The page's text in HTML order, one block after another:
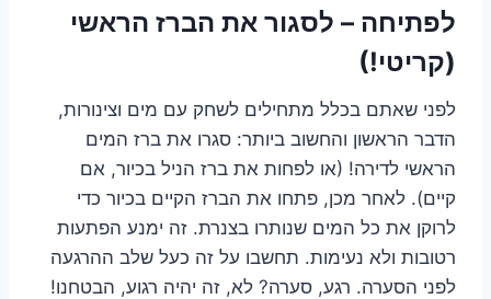
לפתיחה – לסגור את הברז הראשי
(קריטי!)
לפני שאתם בכלל מתחילים לשחק עם מים וצינורות,
הדבר הראשון והחשוב ביותר: סגרו את ברז המים
הראשי לדירה! (או לפחות את ברז הניל בכיור, אם
קיים). לאחר מכן, פתחו את הברז הקיים בכיור כדי
לרוקן את כל המים שנותרו בצנרת. זה ימנע הפתעות
רטובות ולא נעימות. תחשבו על זה כעל שלב ההרגעה
לפני הסערה. רגע, סערה? לא, זה יהיה רגוע, הבטחנו!